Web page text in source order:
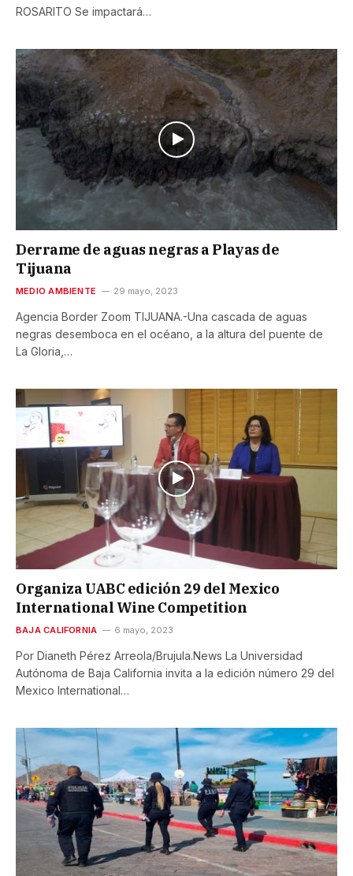
ROSARITO Se impactará…
Derrame de aguas negras a Playas de
Tijuana
MEDIO AMBIENTE 29 mayo, 2023
Agencia Border Zoom TIJUANA.-Una cascada de aguas
negras desemboca en el océano, a la altura del puente de
La Gloria,…
Organiza UABC edición 29 del Mexico
International Wine Competition
BAJA CALIFORNIA 6 mayo, 2023
Por Dianeth Pérez Arreola/Brujula.News La Universidad
Autónoma de Baja California invita a la edición número 29 del
Mexico International…